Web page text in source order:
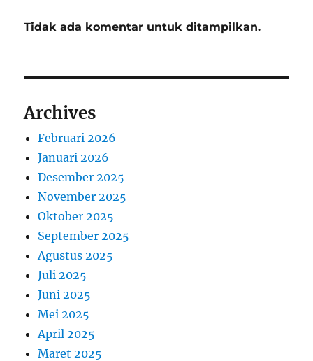
Tidak ada komentar untuk ditampilkan.
Archives
Februari 2026
Januari 2026
Desember 2025
November 2025
Oktober 2025
September 2025
Agustus 2025
Juli 2025
Juni 2025
Mei 2025
April 2025
Maret 2025